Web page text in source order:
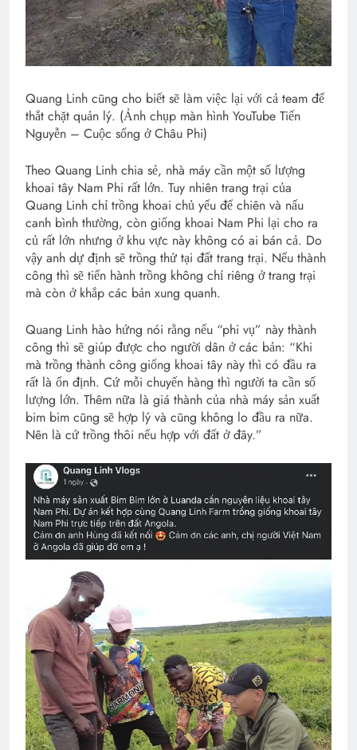
Quang Linh cũng cho biết sẽ làm việc lại với cả team để
thắt chặt quản lý. (Ảnh chụp màn hình YouTube Tiến
Nguyễn – Cuộc sống ở Châu Phi)
Theo Quang Linh chia sẻ, nhà máy cần một số lượng
khoai tây Nam Phi rất lớn. Tuy nhiên trang trại của
Quang Linh chỉ trồng khoai chủ yếu để chiên và nấu
canh bình thường, còn giống khoai Nam Phi lại cho ra
củ rất lớn nhưng ở khu vực này không có ai bán cả. Do
vậy anh dự định sẽ trồng thử tại đất trang trại. Nếu thành
công thì sẽ tiến hành trồng không chỉ riêng ở trang trại
mà còn ở khắp các bản xung quanh.
Quang Linh hào hứng nói rằng nếu “phi vụ” này thành
công thì sẽ giúp được cho người dân ở các bản: “Khi
mà trồng thành công giống khoai tây này thì có đầu ra
rất là ổn định. Cứ mỗi chuyến hàng thì người ta cần số
lượng lớn. Thêm nữa là giá thành của nhà máy sản xuất
bim bim cũng sẽ hợp lý và cũng không lo đầu ra nữa.
Nên là cứ trồng thôi nếu hợp với đất ở đây.”